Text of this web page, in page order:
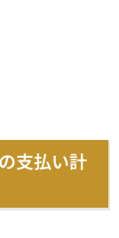
支払い計